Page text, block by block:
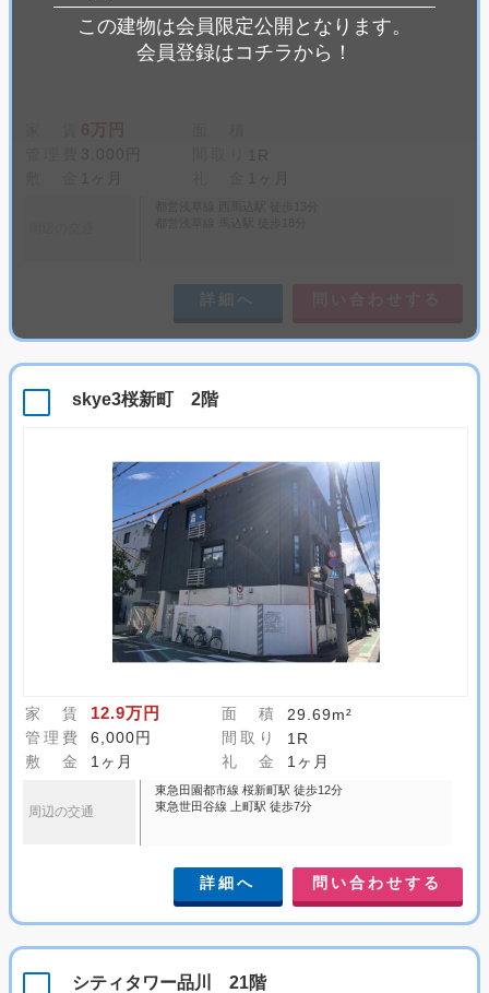
この建物は会員限定公開となります。
会員登録はコチラから！
詳細へ
skye3桜新町 2階
家 賃 12.9万円 面 積
29.69m²
管理費
6,000円 間取り
1R
敷 金
1ヶ月 礼 金 1ヶ月
周辺の交通
東急田園都市線 桜新町駅 徒歩12分
東急世田谷線 上町駅 徒歩7分
詳細へ 問い合わせする
シティタワー品川 21階